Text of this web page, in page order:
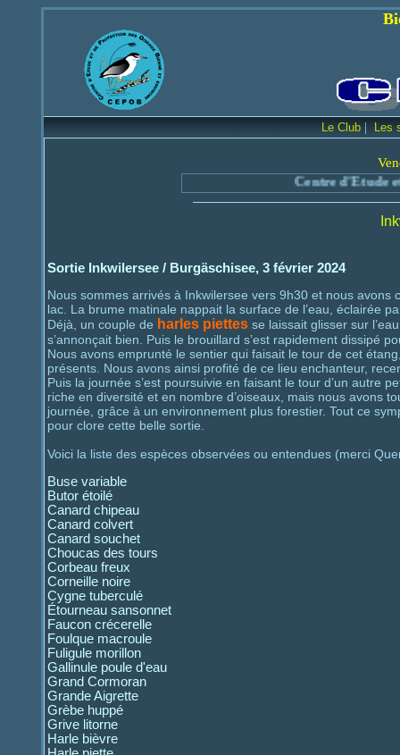
Bienvenue sur
Le Club | Les
Centre d'Etude et de Protection
Sortie Inkwilersee / Burgäschisee, 3 février 2024
Nous sommes arrivés à Inkwilersee vers 9h30 et nous
lac. La brume matinale nappait la surface de l’eau, éclairée
Déjà, un couple de harles piettes se laissait glisser sur
s’annonçait bien. Puis le brouillard s’est rapidement dissipé
Nous avons emprunté le sentier qui faisait le tour de cet
présents. Nous avons ainsi profité de ce lieu enchanteur,
Puis la journée s’est poursuivie en faisant le tour d’un autre
riche en diversité et en nombre d’oiseaux, mais nous avons
journée, grâce à un environnement plus forestier. Tout ce
pour clore cette belle sortie.
Voici la liste des espèces observées ou entendues (merci
Buse variable
Butor étoilé
Canard chipeau
Canard colvert
Canard souchet
Choucas des tours
Corbeau freux
Corneille noire
Cygne tuberculé
Étourneau sansonnet
Faucon crécerelle
Foulque macroule
Fuligule morillon
Gallinule poule d'eau
Grand Cormoran
Grande Aigrette
Grèbe huppé
Grive litorne
Harle bièvre